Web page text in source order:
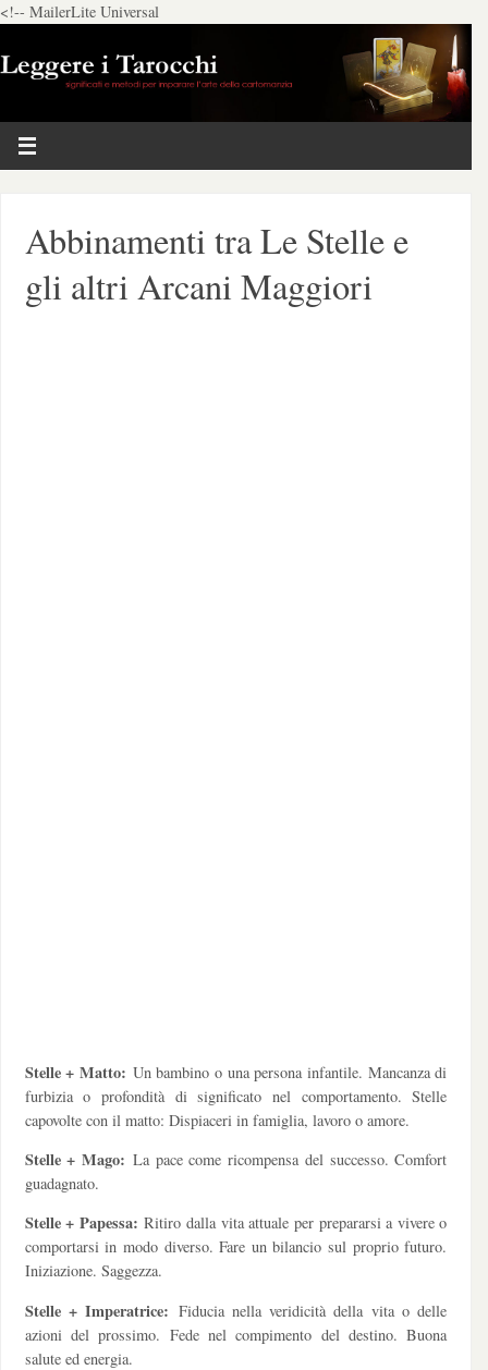
<!-- MailerLite Universal
Abbinamenti tra Le Stelle e
gli altri Arcani Maggiori
Stelle + Matto: Un bambino o una persona infantile. Mancanza di
furbizia o profondità di significato nel comportamento. Stelle
capovolte con il matto: Dispiaceri in famiglia, lavoro o amore.
Stelle + Mago: La pace come ricompensa del successo. Comfort
guadagnato.
Stelle + Papessa:Ritiro dalla vita attuale per prepararsi a vivere o
comportarsi in modo diverso. Fare un bilancio sul proprio futuro.
Iniziazione. Saggezza.
Stelle + Imperatrice: Fiducia nella veridicità della vita o delle
azioni del prossimo. Fede nel compimento del destino. Buona
salute ed energia.